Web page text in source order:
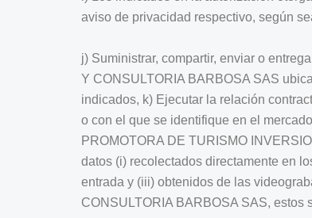
aviso de privacidad respectivo, según
j) Suministrar, compartir, enviar o
Y CONSULTORIA BARBOSA SAS
indicados, k) Ejecutar la relación
o con el que se identifique en el
PROMOTORA DE TURISMO
datos (i) recolectados directamente en
entrada y (iii) obtenidos de las
CONSULTORIA BARBOSA SAS,